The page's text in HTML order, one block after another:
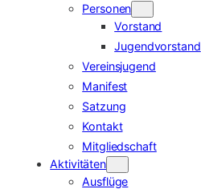
Personen
Vorstand
Jugendvorstand
Vereinsjugend
Manifest
Satzung
Kontakt
Mitgliedschaft
Aktivitäten
Ausflüge